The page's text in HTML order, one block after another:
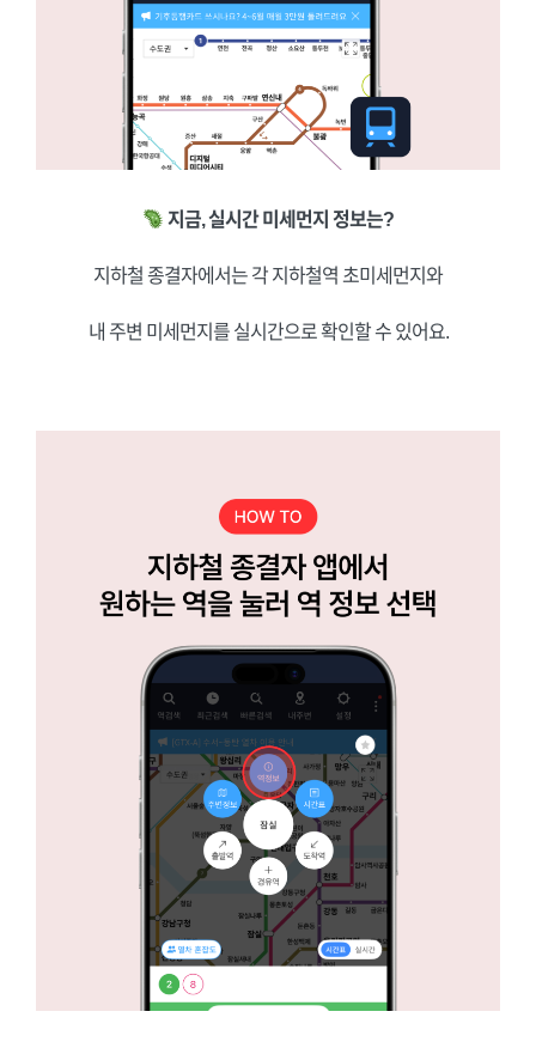
지금, 실시간 미세먼지 정보는?
지하철 종결자에서는 각 지하철역 초미세먼지와
내 주변 미세먼지를 실시간으로 확인할 수 있어요.